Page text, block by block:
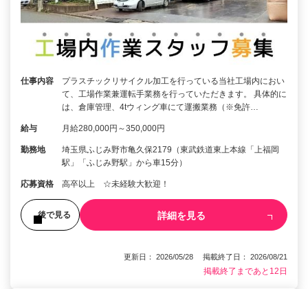
仕事内容
プラスチックリサイクル加工を行っている当社工場内におい
て、工場作業兼運転手業務を行っていただきます。 具体的に
は、倉庫管理、4tウィング車にて運搬業務（※免許…
給与 月給280,000円～350,000円
勤務地
埼玉県ふじみ野市亀久保2179（東武鉄道東上本線「上福岡
駅」「ふじみ野駅」から車15分）
応募資格 高卒以上 ☆未経験大歓迎！
後で見る 詳細を見る
更新日： 2026/05/28 掲載終了日： 2026/08/21
掲載終了まであと12日